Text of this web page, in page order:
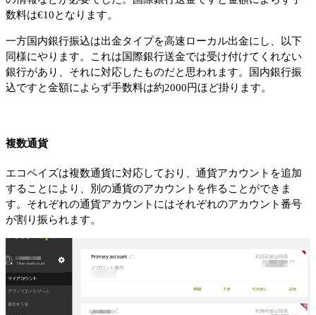
数料は€10となります。
一方国内銀行振込は出金タイプを高速ローカル出金にし、以下
同様にやります。これは国際銀行送金では受け付けてくれない
銀行があり、それに対応したものだと思われます。国内銀行振
込ですと金額によらず手数料は約2000円ほど掛ります。
複数通貨
エコペイズは複数通貨に対応しており、通貨アカウントを追加
することにより、別の通貨のアカウントを作ることができま
す。それぞれの通貨アカウントにはそれぞれのアカウント番号
が割り振られます。